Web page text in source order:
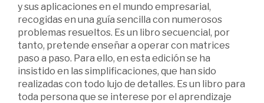
y sus aplicaciones en el mundo empresarial,
recogidas en una guía sencilla con numerosos
problemas resueltos. Es un libro secuencial, por
tanto, pretende enseñar a operar con matrices
paso a paso. Para ello, en esta edición se ha
insistido en las simplificaciones, que han sido
realizadas con todo lujo de detalles. Es un libro para
toda persona que se interese por el aprendizaje